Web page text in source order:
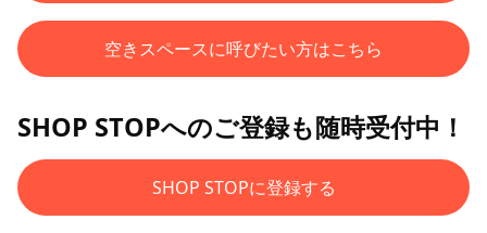
空きスペースに呼びたい方はこちら
SHOP STOPへのご登録も随時受付中！
SHOP STOPに登録する